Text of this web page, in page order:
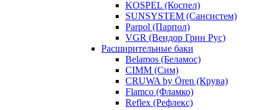
KOSPEL (Коспел)
SUNSYSTEM (Сансистем)
Parpol (Парпол)
VGR (Вендор Грин Рус)
Расширительные баки
Belamos (Беламос)
CIMM (Сим)
CRUWA by Ören (Крува)
Flamco (Фламко)
Reflex (Рефлекс)